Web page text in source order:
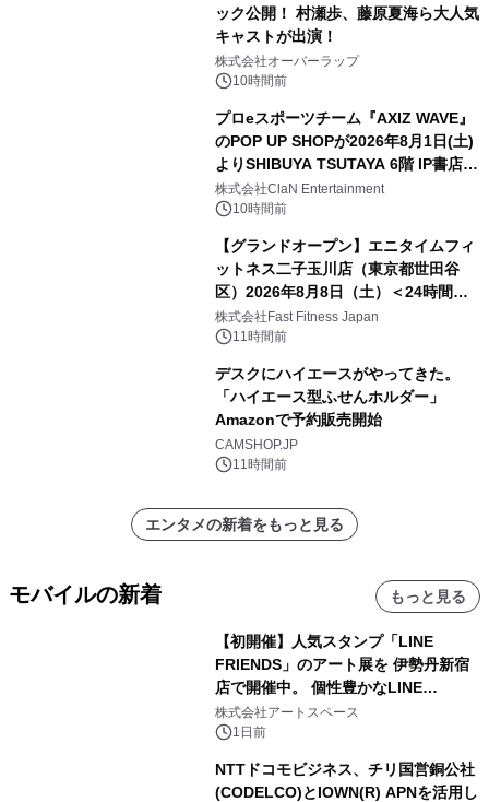
ック公開！ 村瀬歩、藤原夏海ら大人気
キャストが出演！
株式会社オーバーラップ
10時間前
プロeスポーツチーム『AXIZ WAVE』
のPOP UP SHOPが2026年8月1日(土)
よりSHIBUYA TSUTAYA 6階 IP書店で
開催決定！！
株式会社ClaN Entertainment
10時間前
【グランドオープン】エニタイムフィ
ットネス二子玉川店（東京都世田谷
区）2026年8月8日（土）＜24時間年
中無休のフィットネスジム＞
株式会社Fast Fitness Japan
11時間前
デスクにハイエースがやってきた。
「ハイエース型ふせんホルダー」
Amazonで予約販売開始
CAMSHOP.JP
11時間前
エンタメの新着をもっと見る
モバイルの新着 もっと見る
【初開催】人気スタンプ「LINE
FRIENDS」のアート展を 伊勢丹新宿
店で開催中。 個性豊かなLINE
FRIENDSの仲間たちが インテリアア
ートとして新たな魅力を発信。
株式会社アートスペース
1日前
NTTドコモビジネス、チリ国営銅公社
(CODELCO)とIOWN(R) APNを活用し